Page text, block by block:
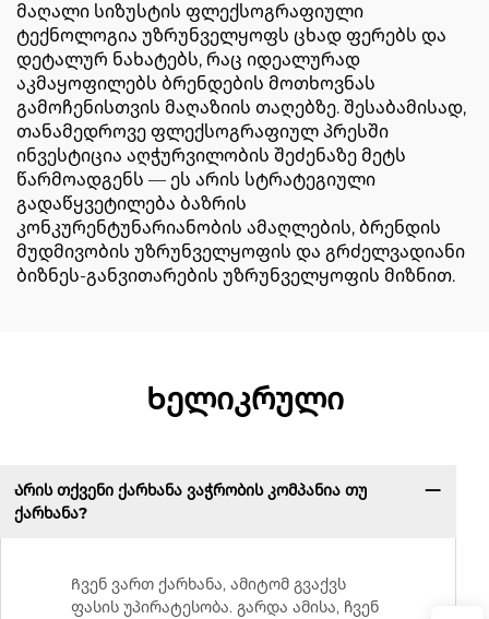
მაღალი სიზუსტის ფლექსოგრაფიული
ტექნოლოგია უზრუნველყოფს ცხად ფერებს და
დეტალურ ნახატებს, რაც იდეალურად
აკმაყოფილებს ბრენდების მოთხოვნას
გამოჩენისთვის მაღაზიის თაღებზე. შესაბამისად,
თანამედროვე ფლექსოგრაფიულ პრესში
ინვესტიცია აღჭურვილობის შეძენაზე მეტს
წარმოადგენს — ეს არის სტრატეგიული
გადაწყვეტილება ბაზრის
კონკურენტუნარიანობის ამაღლების, ბრენდის
მუდმივობის უზრუნველყოფის და გრძელვადიანი
ბიზნეს-განვითარების უზრუნველყოფის მიზნით.
Ხელიკრული
Არის თქვენი ქარხანა ვაჭრობის კომპანია თუ
ქარხანა?
Ჩვენ ვართ ქარხანა, ამიტომ გვაქვს
ფასის უპირატესობა. გარდა ამისა, ჩვენ